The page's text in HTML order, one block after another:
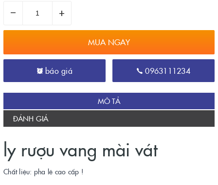
– +
MUA NGAY
báo giá 0963111234
MÔ TẢ
ĐÁNH GIÁ
ly rượu vang mài vát
Chất liệu: pha lê cao cấp !